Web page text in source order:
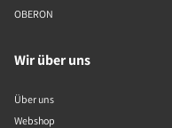
OBERON
Wir über uns
Über uns
Webshop